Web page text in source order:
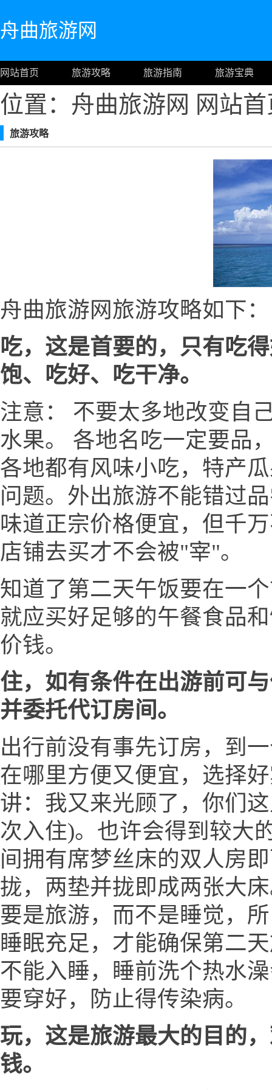
舟曲旅游网
网站首页 旅游攻略 旅游指南 旅游宝典
位置：舟曲旅游网 网站
旅游攻略
舟曲旅游网旅游攻略如下：
吃，这是首要的，只有吃
饱、吃好、吃干净。
注意： 不要太多地改变自
水果。 各地名吃一定要品
各地都有风味小吃，特产
问题。外出旅游不能错过
味道正宗价格便宜，但千
店铺去买才不会被"宰"。
知道了第二天午饭要在一
就应买好足够的午餐食品
价钱。
住，如有条件在出游前可
并委托代订房间。
出行前没有事先订房，到
在哪里方便又便宜，选择
讲：我又来光顾了，你们
次入住)。也许会得到较大
间拥有席梦丝床的双人房
拢，两垫并拢即成两张大
要是旅游，而不是睡觉，
睡眠充足，才能确保第二
不能入睡，睡前洗个热水
要穿好，防止得传染病。
玩，这是旅游最大的目的
钱。